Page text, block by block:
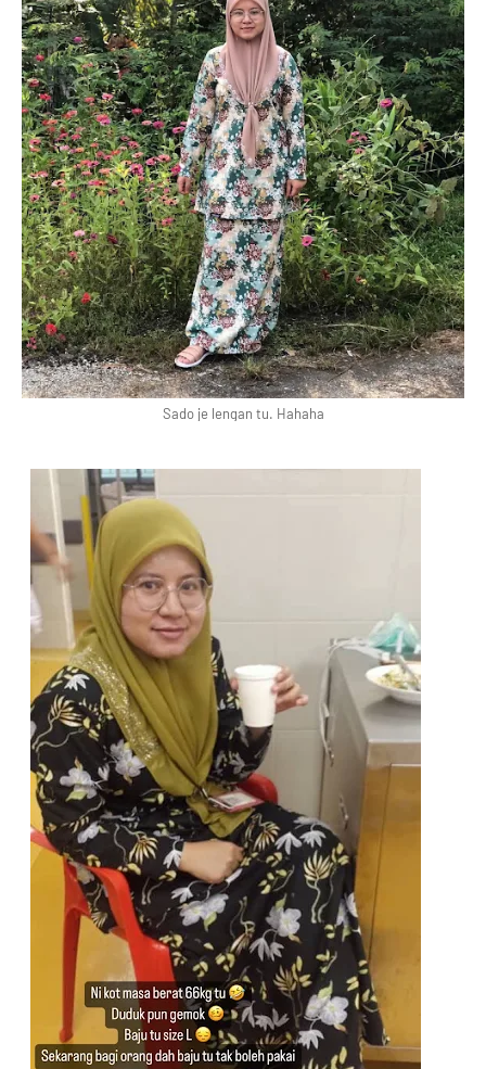
Sado je lengan tu. Hahaha